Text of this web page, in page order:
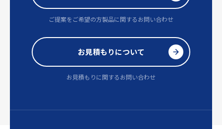
ご提案をご希望の方製品に関するお問い合わせ
お見積もりについて
お見積もりに関するお問い合わせ